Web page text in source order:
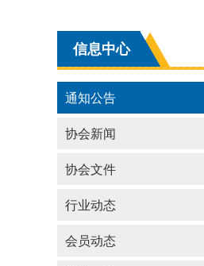
信息中心
通知公告
协会新闻
协会文件
行业动态
会员动态